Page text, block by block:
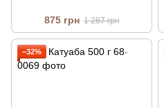
875 грн 1 287 грн
−32%